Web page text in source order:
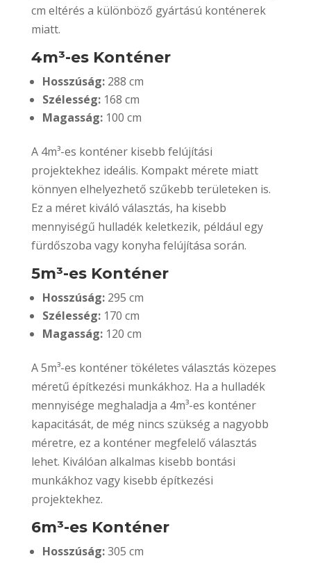
cm eltérés a különböző gyártású konténerek
miatt.
4m³-es Konténer
Hosszúság:288 cm
Szélesség:168 cm
Magasság:100 cm
A 4m³-es konténer kisebb felújítási
projektekhez ideális. Kompakt mérete miatt
könnyen elhelyezhető szűkebb területeken is.
Ez a méret kiváló választás, ha kisebb
mennyiségű hulladék keletkezik, például egy
fürdőszoba vagy konyha felújítása során.
5m³-es Konténer
Hosszúság:295 cm
Szélesség:170 cm
Magasság:120 cm
A 5m³-es konténer tökéletes választás közepes
méretű építkezési munkákhoz. Ha a hulladék
mennyisége meghaladja a 4m³-es konténer
kapacitását, de még nincs szükség a nagyobb
méretre, ez a konténer megfelelő választás
lehet. Kiválóan alkalmas kisebb bontási
munkákhoz vagy kisebb építkezési
projektekhez.
6m³-es Konténer
Hosszúság:305 cm